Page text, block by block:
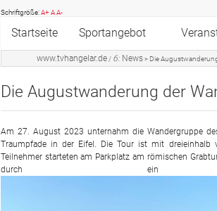
Die
Schriftgröße:A+AA-
Startseite Sportangebot
Online Angebote
Übersicht A - Z
Turnen, Fitness &
Volleyball Mixed
Vater/
Sport-
www.tvhangelar.de/ 6: News>Die
Die Augustwanderung der
Am 27. August 2023 unternahm die Wandergruppe
Traumpfade in der Eifel. Die Tour ist mit
Teilnehmer starteten am Parkplatz am römischen
durch ein